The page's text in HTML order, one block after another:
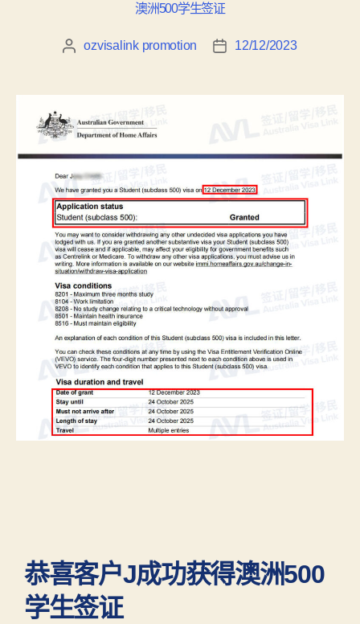
澳洲500学生签证
ozvisalink promotion 12/12/2023
恭喜客户J成功获得澳洲500
学生签证